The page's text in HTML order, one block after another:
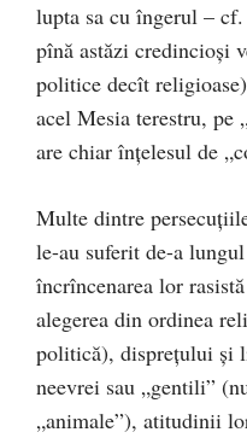
lupta sa cu îngerul – cf.
pînă astăzi credincioși
politice decît
acel Mesia terestru, pe
are chiar înțelesul de
Multe dintre
le-au suferit de-a
încrîncenarea lor
alegerea din ordinea
politică), disprețului și
neevrei sau „gentili”
„animale”), atitudinii